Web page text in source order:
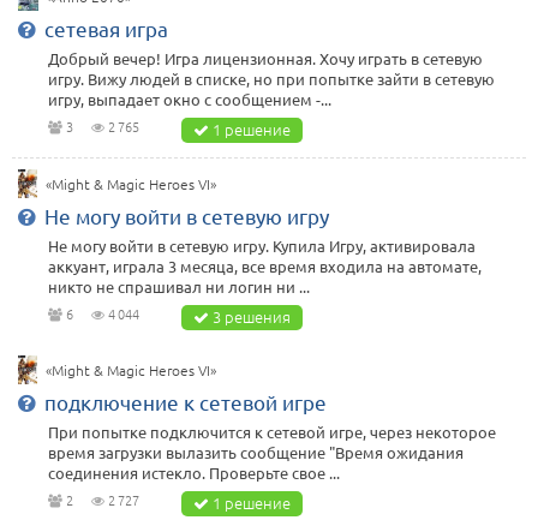
сетевая игра
Добрый вечер! Игра лицензионная. Хочу играть в сетевую
игру. Вижу людей в списке, но при попытке зайти в сетевую
игру, выпадает окно с сообщением -...
3 2 765 1 решение
«Might & Magic Heroes VI»
Не могу войти в сетевую игру
Не могу войти в сетевую игру. Купила Игру, активировала
аккуант, играла 3 месяца, все время входила на автомате,
никто не спрашивал ни логин ни ...
6 4 044 3 решения
«Might & Magic Heroes VI»
подключение к сетевой игре
При попытке подключится к сетевой игре, через некоторое
время загрузки вылазить сообщение "Время ожидания
соединения истекло. Проверьте свое ...
2 2 727 1 решение